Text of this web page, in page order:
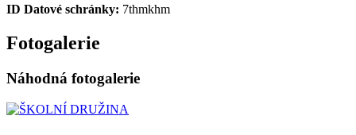
ID Datové schránky: 7thmkhm
Fotogalerie
Náhodná fotogalerie